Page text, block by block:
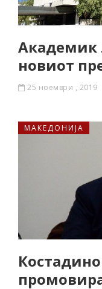
Академик
новиот
25 ноември , 2019
МАКЕДОНИЈА